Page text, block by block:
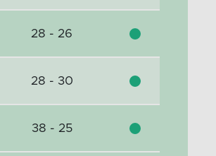
28 - 26
28 - 30
38 - 25